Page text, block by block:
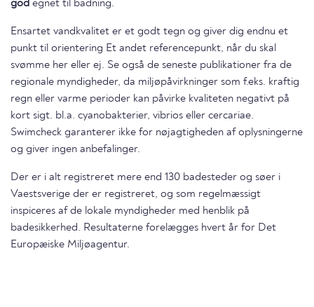
god egnet til badning.
Ensartet vandkvalitet er et godt tegn og giver dig endnu et
punkt til orientering Et andet referencepunkt, når du skal
svømme her eller ej. Se også de seneste publikationer fra de
regionale myndigheder, da miljøpåvirkninger som f.eks. kraftig
regn eller varme perioder kan påvirke kvaliteten negativt på
kort sigt. bl.a. cyanobakterier, vibrios eller cercariae.
Swimcheck garanterer ikke for nøjagtigheden af oplysningerne
og giver ingen anbefalinger.
Der er i alt registreret mere end 130 badesteder og søer i
Vaestsverige der er registreret, og som regelmæssigt
inspiceres af de lokale myndigheder med henblik på
badesikkerhed. Resultaterne forelægges hvert år for Det
Europæiske Miljøagentur.